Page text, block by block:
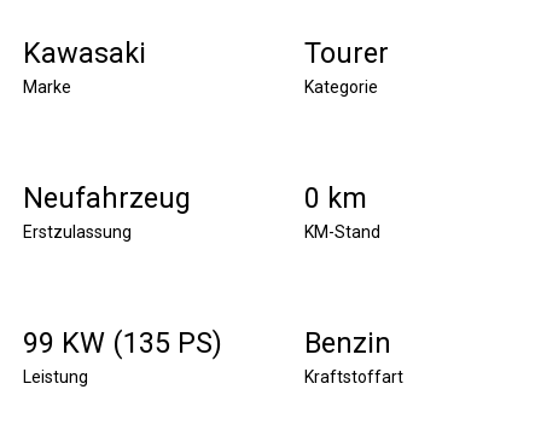
Kawasaki
Marke
Tourer
Kategorie
Neufahrzeug
Erstzulassung
0 km
KM-Stand
99 KW (135 PS)
Leistung
Benzin
Kraftstoffart